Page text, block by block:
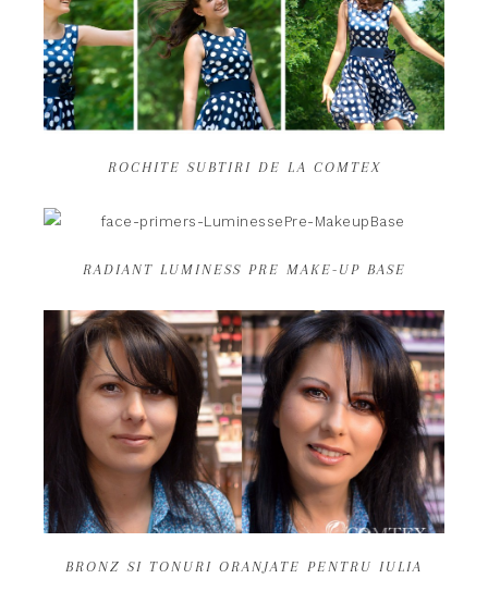
ROCHITE SUBTIRI DE LA COMTEX
RADIANT LUMINESS PRE MAKE-UP BASE
BRONZ SI TONURI ORANJATE PENTRU IULIA